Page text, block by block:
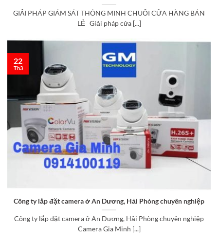
GIẢI PHÁP GIÁM SÁT THÔNG MINH CHUỖI CỬA HÀNG BÁN
LẺ Giải pháp cửa [...]
Công ty lắp đặt camera ở An Dương, Hải Phòng chuyên nghiệp
Công ty lắp đặt camera ở An Dương, Hải Phòng chuyên nghiệp
Camera Gia Minh [...]
22
Th3